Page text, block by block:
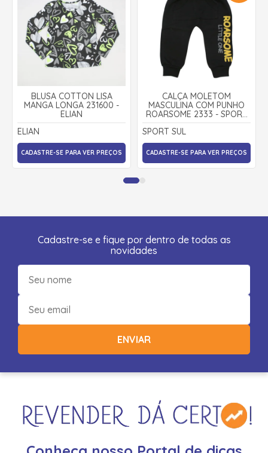
BLUSA COTTON LISA
MANGA LONGA 231600 -
ELIAN
ELIAN
CADASTRE-SE PARA VER PREÇOS
CALÇA MOLETOM
MASCULINA COM PUNHO
ROARSOME 2333 - SPORT
SUL
SPORT SUL
CADASTRE-SE PARA VER PREÇOS
Cadastre-se e fique por dentro de todas as
novidades
ENVIAR